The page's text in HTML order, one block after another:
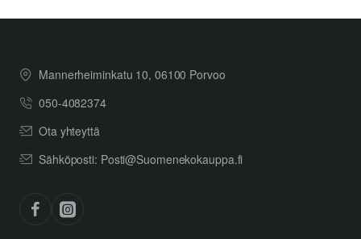
Mannerheiminkatu 10, 06100 Porvoo
050-4082374
Ota yhteyttä
Sähköposti: Posti@Suomenekokauppa.fi